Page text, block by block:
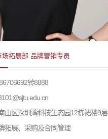
场拓展部 品牌营销专员
转8888
山区深圳湾科技生态园12栋裙楼9层
拓展、采购及合同管理